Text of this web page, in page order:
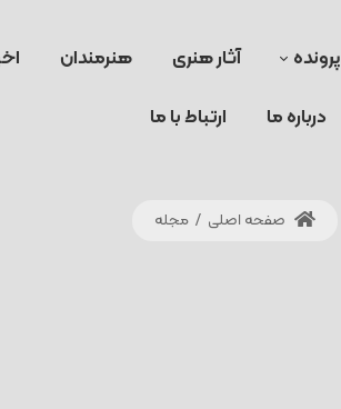
پرونده آثار هنری هنرمندان
درباره ما ارتباط با ما
صفحه اصلی / مجله